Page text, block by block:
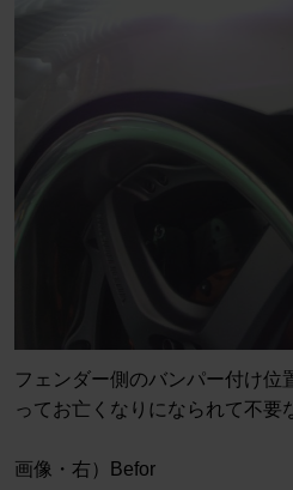
フェンダー側のバンパー付け位
ってお亡くなりになられて不要
画像・右）Befor